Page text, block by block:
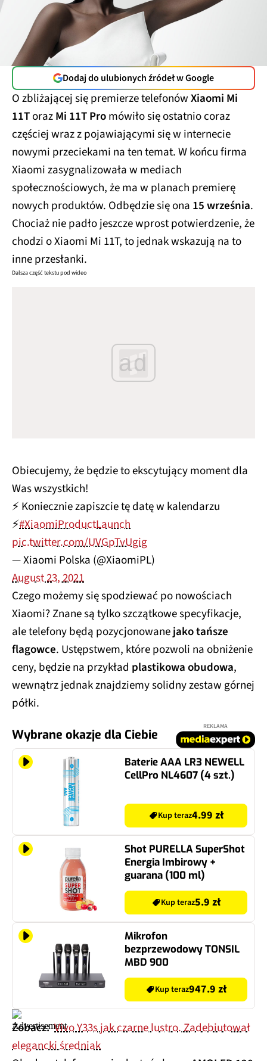
Dodaj do ulubionych źródeł w Google
O zbliżającej się premierze telefonówXiaomi Mi
11TorazMi 11T Promówiło się ostatnio coraz
częściej wraz z pojawiającymi się w internecie
nowymi przeciekami na ten temat. W końcu firma
Xiaomi zasygnalizowała w mediach
społecznościowych, że ma w planach premierę
nowych produktów. Odbędzie się ona 15 września.
Chociaż nie padło jeszcze wprost potwierdzenie, że
chodzi o Xiaomi Mi 11T, to jednak wskazują na to
inne przesłanki.
Dalsza część tekstu pod wideo
ad
Obiecujemy, że będzie to ekscytujący moment dla
Was wszystkich!
⚡ Koniecznie zapiszcie tę datę w kalendarzu
⚡#XiaomiProductLaunch
pic.twitter.com/UVGpTvUgig
— Xiaomi Polska (@XiaomiPL)
August 23, 2021
Czego możemy się spodziewać po nowościach
Xiaomi? Znane są tylko szczątkowe specyfikacje,
ale telefony będą pozycjonowanejako tańsze
flagowce. Ustępstwem, które pozwoli na obniżenie
ceny, będzie na przykład plastikowa obudowa,
wewnątrz jednak znajdziemy solidny zestaw górnej
półki.
Wybrane okazje dla Ciebie
REKLAMA
Baterie AAA LR3 NEWELL
CellPro NL4607 (4 szt.)
Kup teraz4.99 zł
Shot PURELLA SuperShot
Energia Imbirowy +
guarana (100 ml)
Kup teraz5.9 zł
Mikrofon
bezprzewodowy TONSIL
MBD 900
Kup teraz947.9 zł
Zobacz:Vivo Y33s jak czarne lustro. Zadebiutował
elegancki średniak